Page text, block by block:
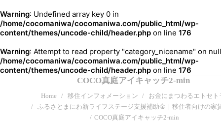
Warning: Undefined array key 0 in
/home/cocomaniwa/cocomaniwa.com/public_html/wp-
content/themes/uncode-child/header.php on line 176
Warning: Attempt to read property "category_nicename" on
/home/cocomaniwa/cocomaniwa.com/public_html/wp-
content/themes/uncode-child/header.php on line 176
COCO真庭アイキャッチ2-min
Home 移住インフォメーション
お金にまつわるエトセト
ふるさとまにわ新ライフステージ支援補助金｜移住者向けの家
COCO真庭アイキャッチ2-min